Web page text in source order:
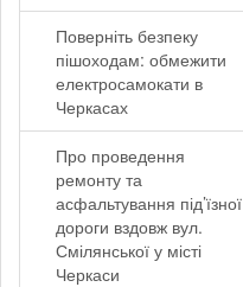
Поверніть безпеку
пішоходам: обмежити
електросамокати в
Черкасах
Про проведення
ремонту та
асфальтування під’їзної
дороги вздовж вул.
Смілянської у місті
Черкаси